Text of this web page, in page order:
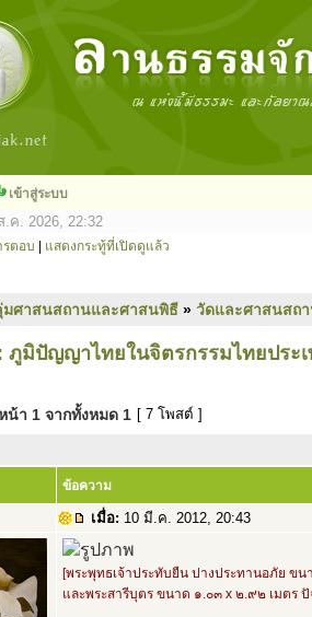
เข้าสู่ระบบ
.ค. 2026, 22:32
รตอบ แสดงกระทู้ที่เปิดดูแล้ว
มศาสนสถานและศาสนพิธี » วัดและศาสนสถ
ภูมิปัญญาไทยในจิตรกรรมไทยประ
น้า 1 จากทั้งหมด 1 [ 7 โพสต์ ]
ข้อความ
เมื่อ: 10 มี.ค. 2012, 20:43
[พระพุทธเจ้าประทับยืน ปางประทานอภัย ข
และพระสารีบุตร ขนาด ๑.๐๓ x ๒.๙๒ เมต